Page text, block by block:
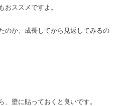
おススメですよ。
のか、成長してから見返してみるの
、壁に貼っておくと良いです。